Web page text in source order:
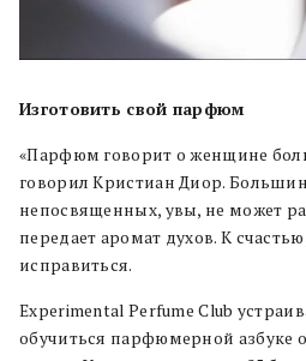
Изготовить свой парфюм
«Парфюм говорит о женщине
говорил Кристиан Диор.
непосвященных, увы, не может
передает аромат духов. К
исправиться.
Experimental Perfume Club
обучиться парфюмерной азбуке